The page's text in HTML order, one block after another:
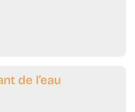
de l’eau